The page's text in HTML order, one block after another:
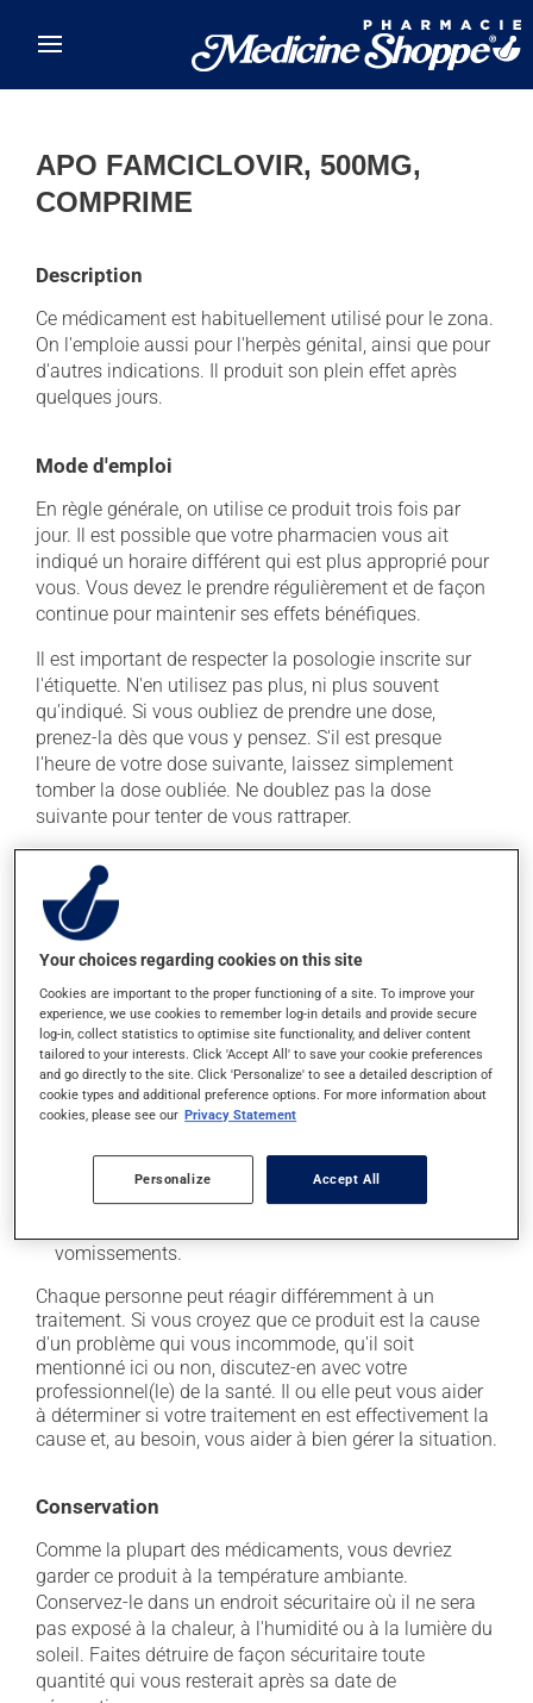
APO FAMCICLOVIR, 500MG,
COMPRIME
Description
Ce médicament est habituellement utilisé pour le zona.
On l'emploie aussi pour l'herpès génital, ainsi que pour
d'autres indications. Il produit son plein effet après
quelques jours.
Mode d'emploi
En règle générale, on utilise ce produit trois fois par
jour. Il est possible que votre pharmacien vous ait
indiqué un horaire différent qui est plus approprié pour
vous. Vous devez le prendre régulièrement et de façon
continue pour maintenir ses effets bénéfiques.
Il est important de respecter la posologie inscrite sur
l'étiquette. N'en utilisez pas plus, ni plus souvent
qu'indiqué. Si vous oubliez de prendre une dose,
prenez-la dès que vous y pensez. S'il est presque
l'heure de votre dose suivante, laissez simplement
tomber la dose oubliée. Ne doublez pas la dose
suivante pour tenter de vous rattraper.
Ce médicament peut être pris avec ou sans nourriture,
sans égard aux repas ou aux collations.
Effets indésirables
En plus de ses effets recherchés, ce produit peut à
l'occasion entraîner certains effets indésirables (effets
secondaires), notamment :
il peut causer des maux de tête;
il peut causer de la diarrhée;
il peut causer des maux de ventre;
il peut causer une fatigue inhabituelle;
vomissements.
Chaque personne peut réagir différemment à un
traitement. Si vous croyez que ce produit est la cause
d'un problème qui vous incommode, qu'il soit
mentionné ici ou non, discutez-en avec votre
professionnel(le) de la santé. Il ou elle peut vous aider
à déterminer si votre traitement en est effectivement la
cause et, au besoin, vous aider à bien gérer la situation.
Conservation
Comme la plupart des médicaments, vous devriez
garder ce produit à la température ambiante.
Conservez-le dans un endroit sécuritaire où il ne sera
pas exposé à la chaleur, à l'humidité ou à la lumière du
soleil. Faites détruire de façon sécuritaire toute
quantité qui vous resterait après sa date de
Your choices regarding cookies on this site
Cookies are important to the proper functioning of a site. To improve your
experience, we use cookies to remember log-in details and provide secure
log-in, collect statistics to optimise site functionality, and deliver content
tailored to your interests. Click 'Accept All' to save your cookie preferences
and go directly to the site. Click 'Personalize' to see a detailed description of
cookie types and additional preference options. For more information about
cookies, please see our Privacy Statement
Personalize Accept All